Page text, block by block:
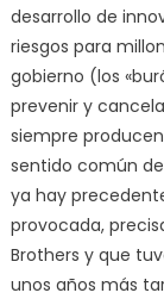
desarrollo de
riesgos para
gobierno (los
prevenir y
siempre
sentido común
ya hay
provocada,
Brothers y que
unos años más